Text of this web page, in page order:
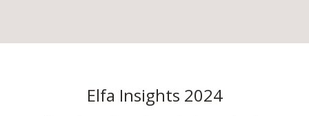
Elfa Insights 2024